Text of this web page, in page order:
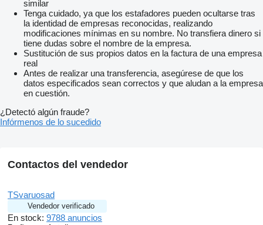
similar
Tenga cuidado, ya que los estafadores pueden ocultarse tras
la identidad de empresas reconocidas, realizando
modificaciones mínimas en su nombre. No transfiera dinero si
tiene dudas sobre el nombre de la empresa.
Sustitución de sus propios datos en la factura de una empresa
real
Antes de realizar una transferencia, asegúrese de que los
datos especificados sean correctos y que aludan a la empresa
en cuestión.
¿Detectó algún fraude?
Infórmenos de lo sucedido
Contactos del vendedor
TSvaruosad
Vendedor verificado
En stock: 9788 anuncios